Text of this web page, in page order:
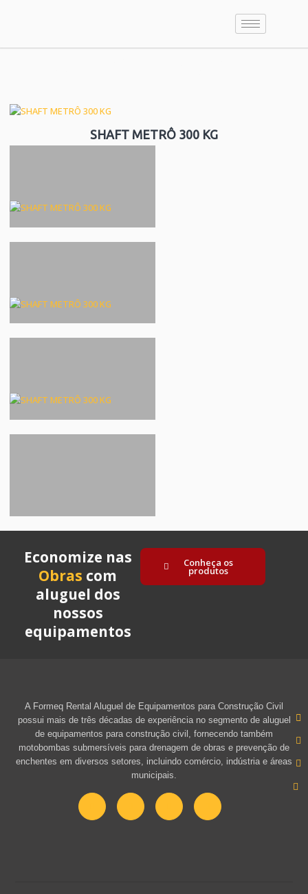
KG
SHAFT METRÔ 300 KG
Economize nas
Obras com
aluguel dos
nossos
equipamentos
Conheça os
produtos
A Formeq Rental Aluguel de Equipamentos para Construção Civil
possui mais de três décadas de experiência no segmento de aluguel
de equipamentos para construção civil, fornecendo também
motobombas submersíveis para drenagem de obras e prevenção de
enchentes em diversos setores, incluindo comércio, indústria e áreas
municipais.